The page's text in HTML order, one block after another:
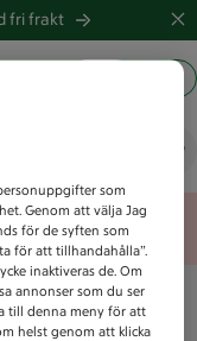
fri frakt
som
Genom att välja Jag
för de syften som
för att tillhandahålla”.
inaktiveras de. Om
annonser som du ser
till denna meny för att
helst genom att klicka